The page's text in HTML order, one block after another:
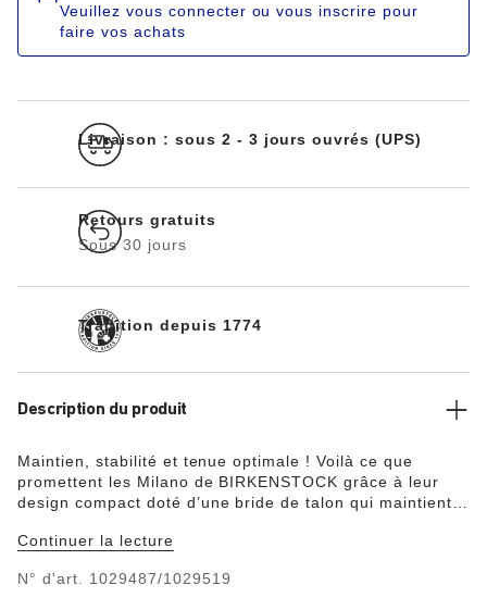
Veuillez vous connecter ou vous inscrire pour
faire vos achats
Livraison : sous 2 - 3 jours ouvrés (UPS)
Retours gratuits
Sous 30 jours
Tradition depuis 1774
Description du produit
Maintien, stabilité et tenue optimale ! Voilà ce que
promettent les Milano de BIRKENSTOCK grâce à leur
design compact doté d’une bride de talon qui maintient
à rude épreuve ! La tige a été confectionnée en Birko-
l’aspect élégant du nubuck et dont la texture et la
Continuer la lecture
N° d'art. 1029487/1029519